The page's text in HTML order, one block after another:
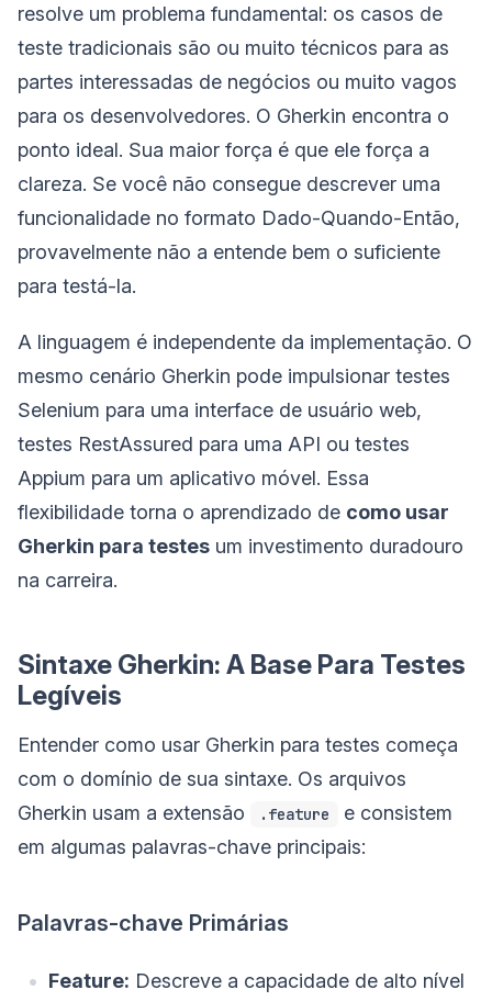
resolve um problema fundamental: os casos de
teste tradicionais são ou muito técnicos para as
partes interessadas de negócios ou muito vagos
para os desenvolvedores. O Gherkin encontra o
ponto ideal. Sua maior força é que ele força a
clareza. Se você não consegue descrever uma
funcionalidade no formato Dado-Quando-Então,
provavelmente não a entende bem o suficiente
para testá-la.
A linguagem é independente da implementação. O
mesmo cenário Gherkin pode impulsionar testes
Selenium para uma interface de usuário web,
testes RestAssured para uma API ou testes
Appium para um aplicativo móvel. Essa
flexibilidade torna o aprendizado de como usar
Gherkin para testes um investimento duradouro
na carreira.
Sintaxe Gherkin: A Base Para Testes
Legíveis
Entender como usar Gherkin para testes começa
com o domínio de sua sintaxe. Os arquivos
Gherkin usam a extensão
.feature
e consistem
em algumas palavras-chave principais:
Palavras-chave Primárias
Feature: Descreve a capacidade de alto nível